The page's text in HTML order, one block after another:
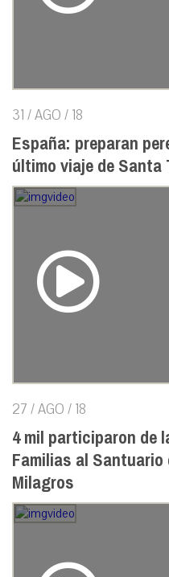
31 / AGO / 18
España: preparan
último viaje de Santa
27 / AGO / 18
4 mil participaron de
Familias al
Milagros